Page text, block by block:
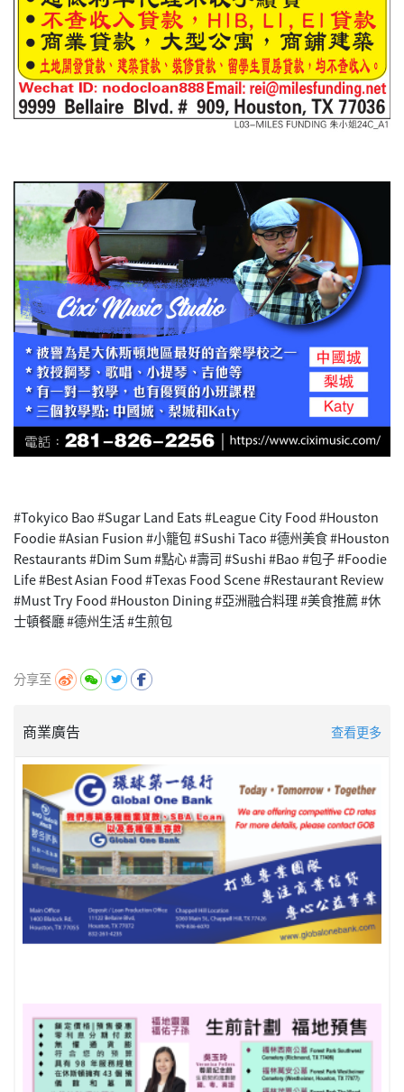
#Tokyico Bao #Sugar Land Eats #League City Food #Houston
Foodie #Asian Fusion #小籠包 #Sushi Taco #德州美食 #Houston
Restaurants #Dim Sum #點心 #壽司 #Sushi #Bao #包子 #Foodie
Life #Best Asian Food #Texas Food Scene #Restaurant Review
#Must Try Food #Houston Dining #亞洲融合料理 #美食推薦 #休
士頓餐廳 #德州生活 #生煎包
分享至
商業廣告 查看更多